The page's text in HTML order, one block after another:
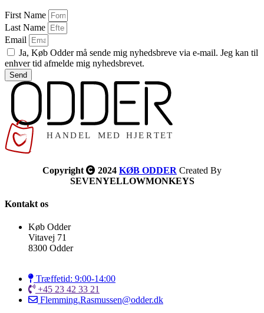
First Name
Last Name
Email
Ja, Køb Odder må sende mig nyhedsbreve via e-mail. Jeg kan til
enhver tid afmelde mig nyhedsbrevet.
Send
Copyright 2024 KØB ODDER Created By
SEVENYELLOWMONKEYS
Kontakt os
Køb Odder
Vitavej 71
8300 Odder
Træffetid: 9:00-14:00
+45 23 42 33 21
Flemming.Rasmussen@odder.dk